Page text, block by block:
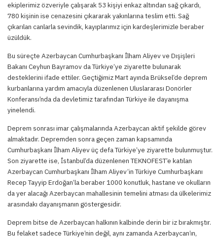
ekiplerimiz özveriyle çalışarak 53 kişiyi enkaz altından sağ çıkardı,
780 kişinin ise cenazesini çıkararak yakınlarına teslim etti. Sağ
çıkarılan canlarla sevindik, kayıplarımız için kardeşlerimizle beraber
üzüldük.
Bu süreçte Azerbaycan Cumhurbaşkanı İlham Aliyev ve Dışişleri
Bakanı Ceyhun Bayramov da Türkiye’ye ziyarette bulunarak
desteklerini ifade ettiler. Geçtiğimiz Mart ayında Brüksel’de deprem
kurbanlarına yardım amacıyla düzenlenen Uluslararası Donörler
Konferansı’nda da devletimiz tarafından Türkiye ile dayanışma
yinelendi.
Deprem sonrası imar çalışmalarında Azerbaycan aktif şekilde görev
almaktadır. Depremden sonra geçen zaman kapsamında
Cumhurbaşkanı İlham Aliyev üç defa Türkiye’ye ziyarette bulunmuştur.
Son ziyarette ise, İstanbul’da düzenlenen TEKNOFEST’e katılan
Azerbaycan Cumhurbaşkanı İlham Aliyev’in Türkiye Cumhurbaşkanı
Recep Tayyip Erdoğan’la beraber 1000 konutluk, hastane ve okulların
da yer alacağı Azerbaycan mahallesinin temelini atması da ülkelerimiz
arasındakı dayanışmanın göstergesidir.
Deprem bitse de Azerbaycan halkının kalbinde derin bir iz bırakmıştır.
Bu felaket sadece Türkiye’nin değil, aynı zamanda Azerbaycan’ın,